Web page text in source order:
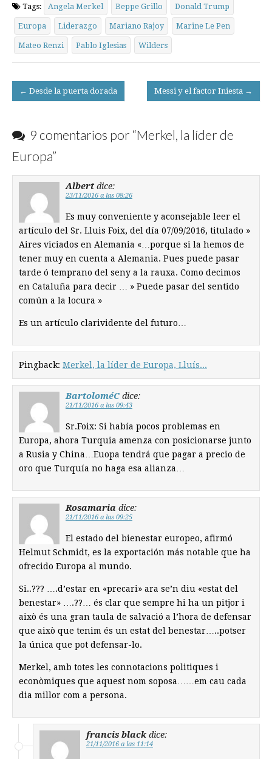
Tags: Angela Merkel Beppe Grillo Donald Trump
Europa Liderazgo Mariano Rajoy Marine Le Pen
Mateo Renzi Pablo Iglesias Wilders
Post
← Desde la puerta dorada Messi y el factor Iniesta →
9 comentarios por “Merkel, la líder de
Europa”
Albert dice:
23/11/2016 a las 08:26
Es muy conveniente y aconsejable leer el
artículo del Sr. Lluis Foix, del día 07/09/2016, titulado »
Aires viciados en Alemania «…porque si la hemos de
tener muy en cuenta a Alemania. Pues puede pasar
tarde ó temprano del seny a la rauxa. Como decimos
en Cataluña para decir … » Puede pasar del sentido
común a la locura »
Es un artículo clarividente del futuro…
Pingback: Merkel, la líder de Europa, Lluís...
BartoloméC dice:
21/11/2016 a las 09:43
Sr.Foix: Si había pocos problemas en
Europa, ahora Turquia amenza con posicionarse junto
a Rusia y China…Euopa tendrá que pagar a precio de
oro que Turquía no haga esa alianza…
Rosamaria dice:
21/11/2016 a las 09:25
El estado del bienestar europeo, afirmó
Helmut Schmidt, es la exportación más notable que ha
ofrecido Europa al mundo.
Si..??? ….d’estar en «precari» ara se’n diu «estat del
benestar» ….??… és clar que sempre hi ha un pitjor i
això és una gran taula de salvació a l’hora de defensar
que això que tenim és un estat del benestar…..potser
la única que pot defensar-lo.
Merkel, amb totes les connotacions politiques i
econòmiques que aquest nom soposa……em cau cada
dia millor com a persona.
francis black dice:
21/11/2016 a las 11:14